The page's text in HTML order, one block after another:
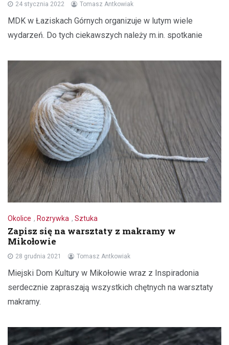
24 stycznia 2022 Tomasz Antkowiak
MDK w Łaziskach Górnych organizuje w lutym wiele
wydarzeń. Do tych ciekawszych należy m.in. spotkanie
Okolice , Rozrywka , Sztuka
Zapisz się na warsztaty z makramy w
Mikołowie
28 grudnia 2021 Tomasz Antkowiak
Miejski Dom Kultury w Mikołowie wraz z Inspiradonia
serdecznie zapraszają wszystkich chętnych na warsztaty
makramy.